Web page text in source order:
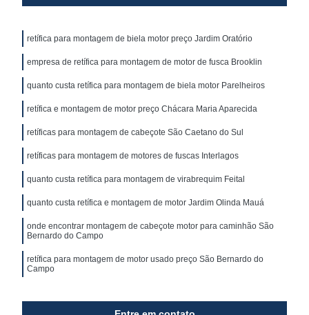
retífica para montagem de biela motor preço Jardim Oratório
empresa de retífica para montagem de motor de fusca Brooklin
quanto custa retífica para montagem de biela motor Parelheiros
retífica e montagem de motor preço Chácara Maria Aparecida
retíficas para montagem de cabeçote São Caetano do Sul
retíficas para montagem de motores de fuscas Interlagos
quanto custa retífica para montagem de virabrequim Feital
quanto custa retífica e montagem de motor Jardim Olinda Mauá
onde encontrar montagem de cabeçote motor para caminhão São
Bernardo do Campo
retífica para montagem de motor usado preço São Bernardo do
Campo